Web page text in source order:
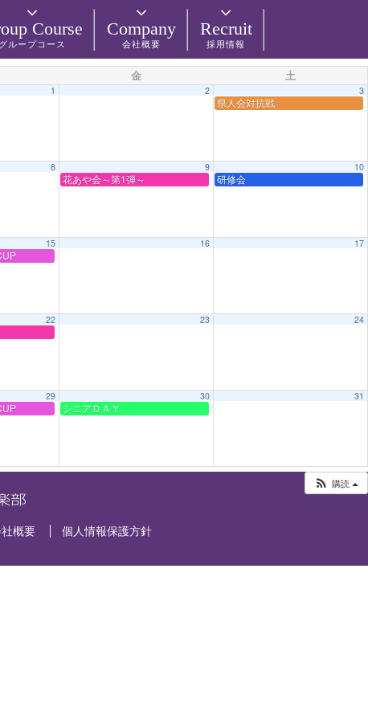
Course
グループコース
Company
会社概要
Recruit
採用情報
金 土
1 2 3
県人会対抗戦
8 9
花あや会～第1弾～
10
研修会
15 16 17
22 23 24
29 30
シニアＤＡＹ
31
購読
概要 個人情報保護方針